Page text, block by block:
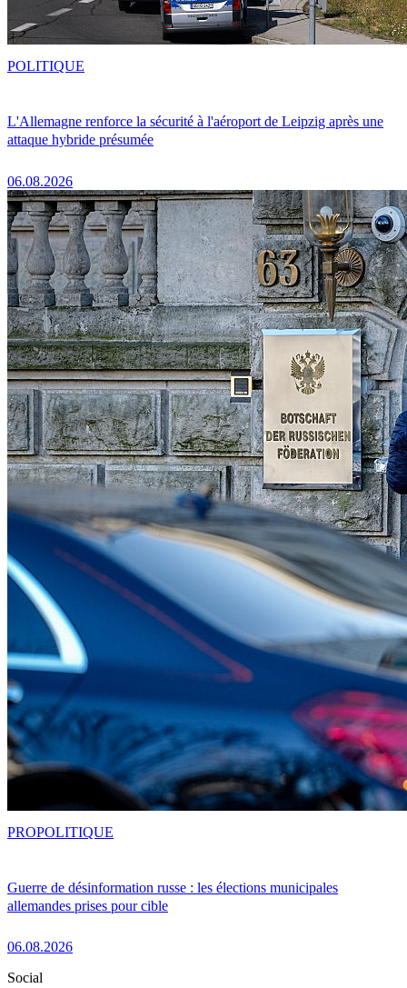
L'Allemagne renforce la sécurité à l'aéroport de Leipzig après une
attaque hybride présumée
06.08.2026
POLITIQUE
Guerre de désinformation russe : les élections municipales
allemandes prises pour cible
06.08.2026
PROPOLITIQUE
Social